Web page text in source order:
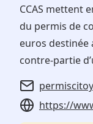
CCAS mettent
du permis de
euros destinée
contre-partie
https://